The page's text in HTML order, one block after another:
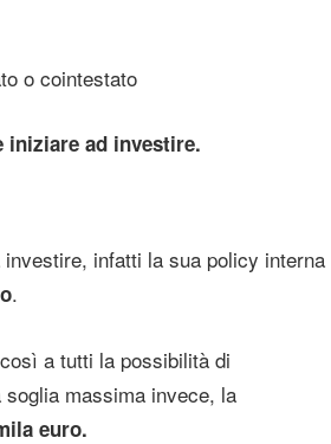
o cointestato
iniziare ad investire.
infatti la sua policy interna
.
a tutti la possibilità di
massima invece, la
euro.